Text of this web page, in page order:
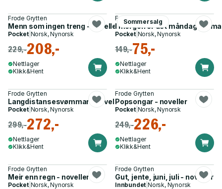
Frode Grytten
Menn som ingen treng - noveller
Pocket| Norsk, Nynorsk
229,-208,-
Nettlager
Klikk&Hent
Sommersalg
Frode Grytten
I morgon er det måndag -
Pocket| Norsk, Nynorsk
149,-75,-
Nettlager
Klikk&Hent
Frode Grytten
Langdistansesvømmar - noveller
Pocket| Norsk, Nynorsk
299,-272,-
Nettlager
Klikk&Hent
Frode Grytten
Popsongar - noveller
Pocket| Norsk, Nynorsk
249,-226,-
Nettlager
Klikk&Hent
Frode Grytten
Meir enn regn - noveller
Pocket| Norsk, Nynorsk
Frode Grytten
Gut, jente, juni, juli - noveller
Innbundet |Norsk, Nynorsk